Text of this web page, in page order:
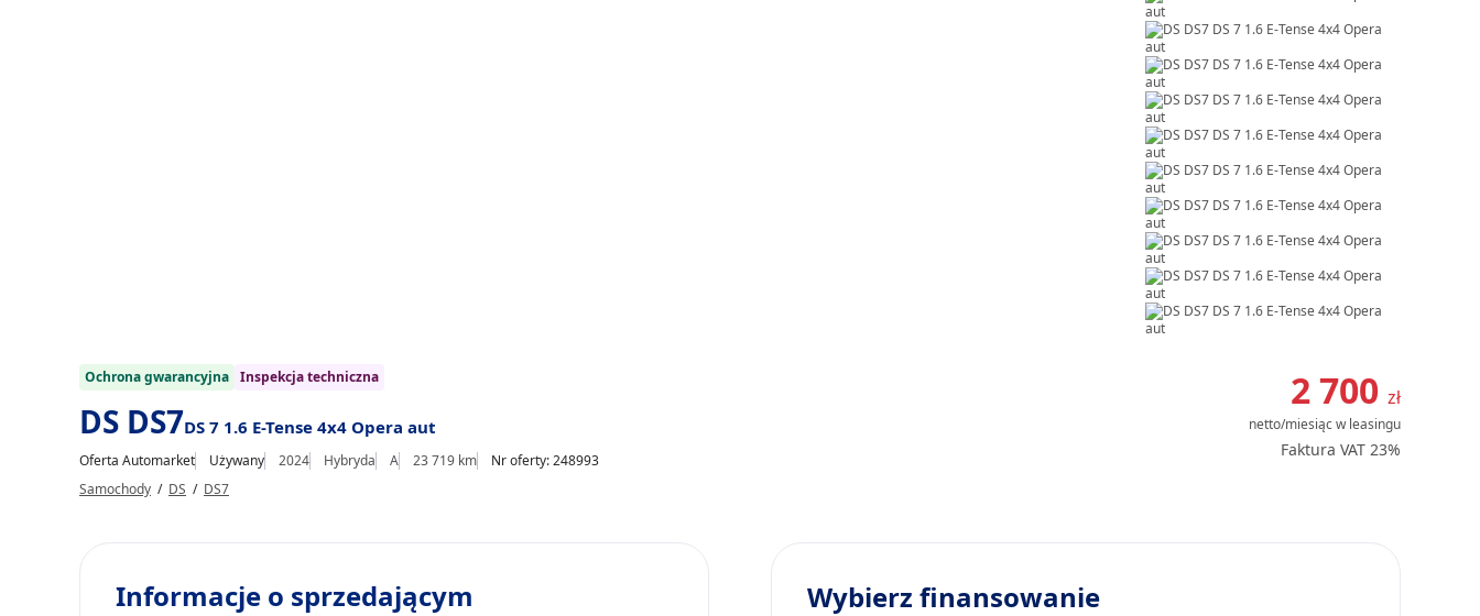
Ochrona gwarancyjna Inspekcja techniczna
DS DS7DS 7 1.6 E-Tense 4x4 Opera aut
Oferta Automarket Używany 2024 Hybryda A 23 719 km
Nr oferty: 248993
Samochody / DS / DS7
2 700 zł
netto/miesiącw leasingu
Faktura VAT 23%
Wybierz finansowanie
Informacje o sprzedającym